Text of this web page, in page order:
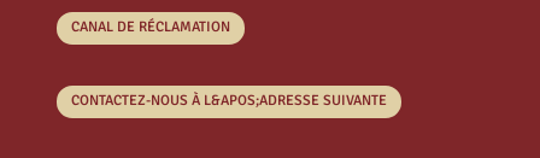
CANAL DE RÉCLAMATION
CONTACTEZ-NOUS À L&APOS;ADRESSE SUIVANTE